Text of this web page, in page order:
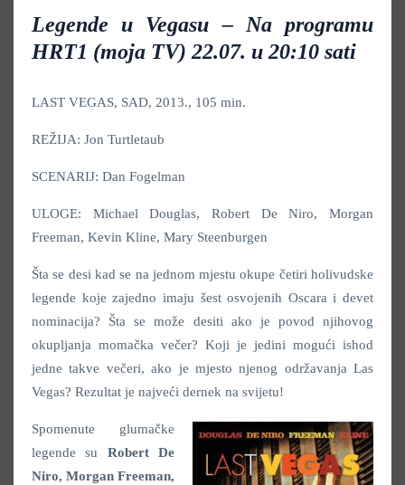
Legende u Vegasu – Na programu
HRT1 (moja TV) 22.07. u 20:10 sati
LAST VEGAS, SAD, 2013., 105 min.
REŽIJA: Jon Turtletaub
SCENARIJ: Dan Fogelman
ULOGE: Michael Douglas, Robert De Niro, Morgan
Freeman, Kevin Kline, Mary Steenburgen
Šta se desi kad se na jednom mjestu okupe četiri holivudske
legende koje zajedno imaju šest osvojenih Oscara i devet
nominacija? Šta se može desiti ako je povod njihovog
okupljanja momačka večer? Koji je jedini mogući ishod
jedne takve večeri, ako je mjesto njenog održavanja Las
Vegas? Rezultat je najveći dernek na svijetu!
Spomenute glumačke
legende su Robert De
Niro, Morgan Freeman,